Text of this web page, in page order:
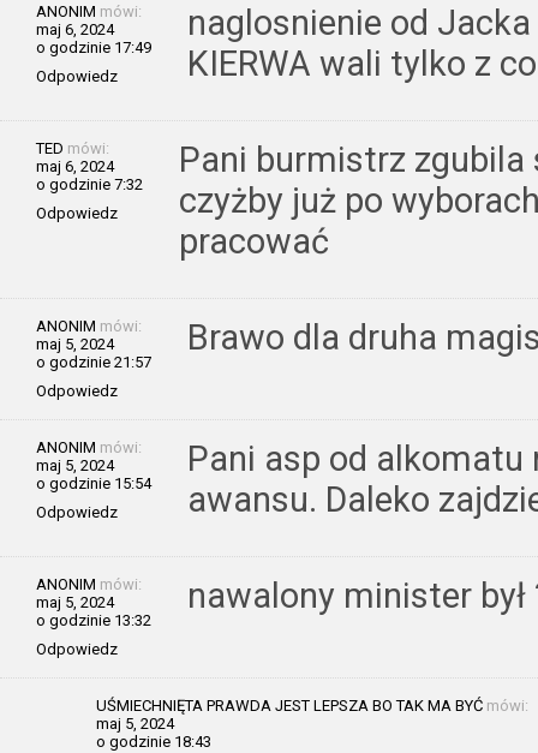
ANONIM mówi:
maj 6, 2024
o godzinie 17:49
Odpowiedz
naglosnienie od
KIERWA wali tylko z
TED mówi:
maj 6, 2024
o godzinie 7:32
Odpowiedz
Pani burmistrz
czyżby już po
pracować
ANONIM mówi:
maj 5, 2024
o godzinie 21:57
Odpowiedz
Brawo dla druha
ANONIM mówi:
maj 5, 2024
o godzinie 15:54
Odpowiedz
Pani asp od
awansu. Daleko
ANONIM mówi:
maj 5, 2024
o godzinie 13:32
Odpowiedz
nawalony minister był
UŚMIECHNIĘTA PRAWDA JEST LEPSZA BO TAK MA BYĆ mówi:
maj 5, 2024
o godzinie 18:43